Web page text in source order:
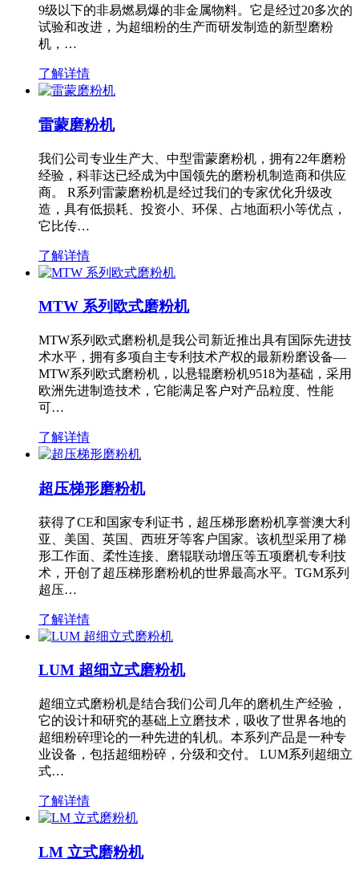
9级以下的非易燃易爆的非金属物料。它是经过20多次的
试验和改进，为超细粉的生产而研发制造的新型磨粉
机，…
了解详情
雷蒙磨粉机
我们公司专业生产大、中型雷蒙磨粉机，拥有22年磨粉
经验，科菲达已经成为中国领先的磨粉机制造商和供应
商。 R系列雷蒙磨粉机是经过我们的专家优化升级改
造，具有低损耗、投资小、环保、占地面积小等优点，
它比传…
了解详情
MTW 系列欧式磨粉机
MTW系列欧式磨粉机是我公司新近推出具有国际先进技
术水平，拥有多项自主专利技术产权的最新粉磨设备—
MTW系列欧式磨粉机，以悬辊磨粉机9518为基础，采用
欧洲先进制造技术，它能满足客户对产品粒度、性能
可…
了解详情
超压梯形磨粉机
获得了CE和国家专利证书，超压梯形磨粉机享誉澳大利
亚、美国、英国、西班牙等客户国家。该机型采用了梯
形工作面、柔性连接、磨辊联动增压等五项磨机专利技
术，开创了超压梯形磨粉机的世界最高水平。TGM系列
超压…
了解详情
LUM 超细立式磨粉机
超细立式磨粉机是结合我们公司几年的磨机生产经验，
它的设计和研究的基础上立磨技术，吸收了世界各地的
超细粉碎理论的一种先进的轧机。本系列产品是一种专
业设备，包括超细粉碎，分级和交付。 LUM系列超细立
式…
了解详情
LM 立式磨粉机